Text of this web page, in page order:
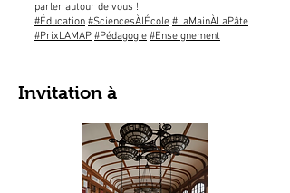
parler autour de vous !
#Éducation #SciencesÀlÉcole #LaMainÀLaPâte
#PrixLAMAP #Pédagogie #Enseignement
Invitation à